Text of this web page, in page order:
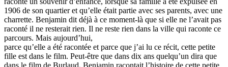
1906 de son quartier et qu’elle était partie avec ses parents, avec une
charrette. Benjamin dit déjà à ce moment-là que si elle ne l’avait pas
raconté il ne resterait rien. Il ne reste rien dans la ville qui raconte ce
parcours. Mais aujourd’hui,
parce qu’elle a été racontée et parce que j’ai lu ce récit, cette petite
fille est dans le film. Peut-être que dans dix ans quelqu’un dira que